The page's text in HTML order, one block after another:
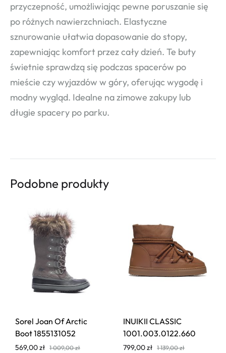
przyczepność, umożliwiając pewne poruszanie się
po różnych nawierzchniach. Elastyczne
sznurowanie ułatwia dopasowanie do stopy,
zapewniając komfort przez cały dzień. Te buty
świetnie sprawdzą się podczas spacerów po
mieście czy wyjazdów w góry, oferując wygodę i
modny wygląd. Idealne na zimowe zakupy lub
długie spacery po parku.
Podobne produkty
Sorel Joan Of Arctic
Boot 1855131052
569,00zł 1 009,00zł
INUIKII CLASSIC
1001.003.0122.660
799,00zł 1 139,00zł